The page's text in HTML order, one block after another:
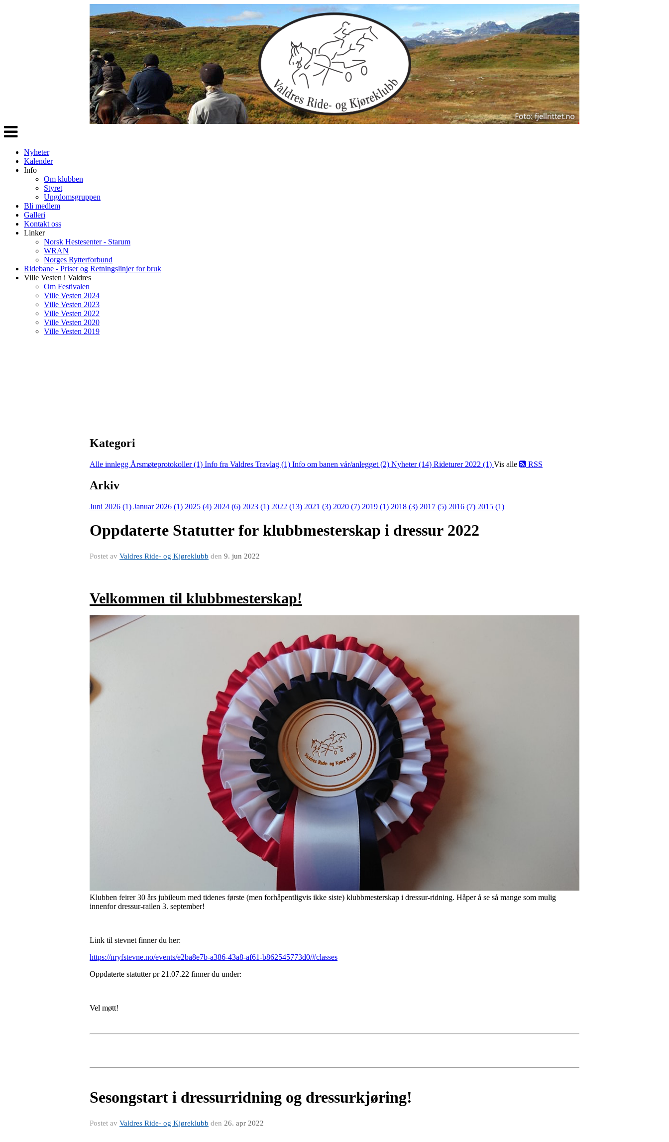
Veksle
navigasjon
Nyheter
Kalender
Info
Om klubben
Styret
Ungdomsgruppen
Bli medlem
Galleri
Kontakt oss
Linker
Norsk Hestesenter - Starum
WRAN
Norges Rytterforbund
Ridebane - Priser og Retningslinjer for bruk
Ville Vesten i Valdres
Om Festivalen
Ville Vesten 2024
Ville Vesten 2023
Ville Vesten 2022
Ville Vesten 2020
Ville Vesten 2019
Kategori
Alle innlegg Årsmøteprotokoller (1) Info fra Valdres Travlag (1) Info om banen vår/anlegget (2) Nyheter (14) Rideturer 2022 (1) Vis alle RSS
Arkiv
Juni 2026 (1) Januar 2026 (1) 2025 (4) 2024 (6) 2023 (1) 2022 (13) 2021 (3) 2020 (7) 2019 (1) 2018 (3) 2017 (5) 2016 (7) 2015 (1)
Oppdaterte Statutter for klubbmesterskap i dressur 2022
Postet av Valdres Ride- og Kjøreklubb den 9. jun 2022
Velkommen til klubbmesterskap!
Klubben feirer 30 års jubileum med tidenes første (men forhåpentligvis ikke siste) klubbmesterskap i dressur-ridning. Håper å se så mange som mulig
innenfor dressur-railen 3. september!
Link til stevnet finner du her:
https://nryfstevne.no/events/e2ba8e7b-a386-43a8-af61-b862545773d0/#classes
Oppdaterte statutter pr 21.07.22 finner du under:
Vel møtt!
Sesongstart i dressurridning og dressurkjøring!
Postet av Valdres Ride- og Kjøreklubb den 26. apr 2022